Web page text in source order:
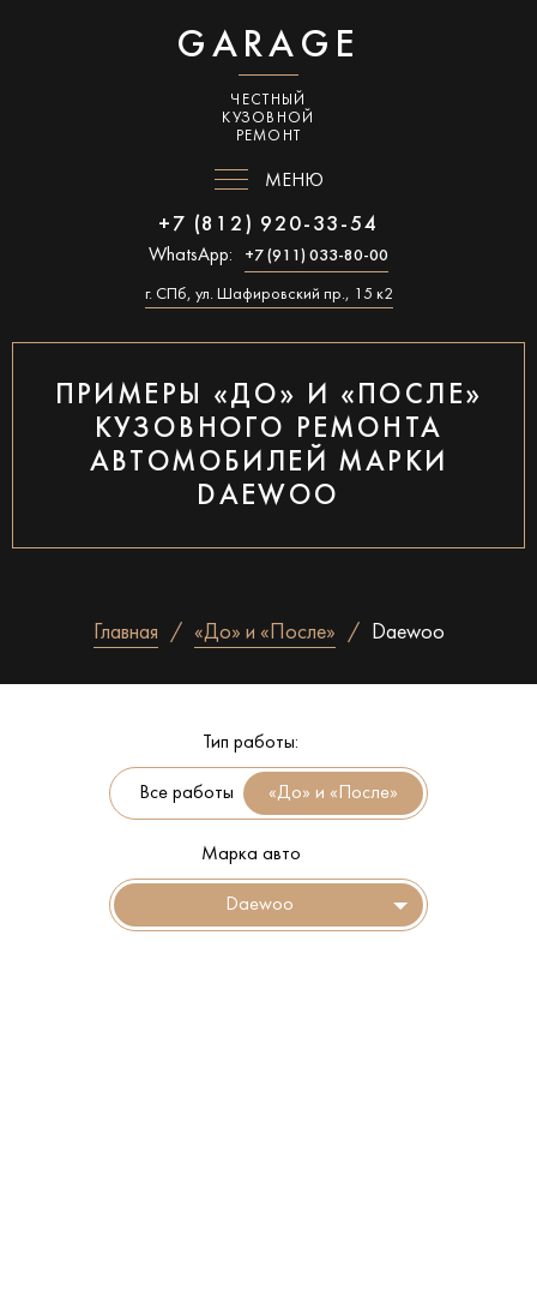
GARAGE
ЧЕСТНЫЙ
КУЗОВНОЙ
РЕМОНТ
МЕНЮ
+7 (812) 920-33-54
WhatsApp: +7 (911) 033-80-00
г. СПб, ул. Шафировский пр., 15 к2
ПРИМЕРЫ «ДО» И «ПОСЛЕ»
КУЗОВНОГО РЕМОНТА
АВТОМОБИЛЕЙ МАРКИ
DAEWOO
Главная «До» и «После» Daewoo
Тип работы:
Все работы
Марка авто
Daewoo